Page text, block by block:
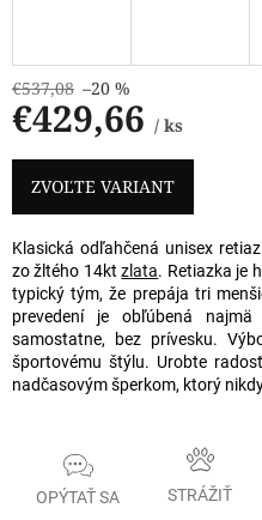
€537,08 –20 %
€429,66 / ks
Jednotková
cena:
ZVOĽTE VARIANT
Klasická odľahčená unisex
zo žltého 14ktzlata. Retiazka je
typický tým, že prepája tri
prevedení je obľúbená
samostatne, bez prívesku.
športovému štýlu. Urobte
nadčasovým šperkom, ktorý
OPÝTAŤ SA STRÁŽIŤ